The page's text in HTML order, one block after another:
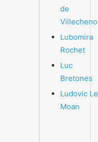
de
Lubomira
Rochet
Luc
Bretones
Ludovic Le
Moan